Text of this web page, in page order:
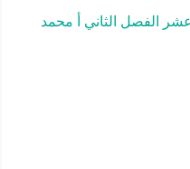
الفصل الثاني أ محمد